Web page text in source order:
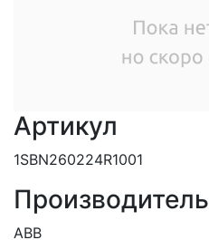
Артикул
1SBN260224R1001
Производитель
ABB